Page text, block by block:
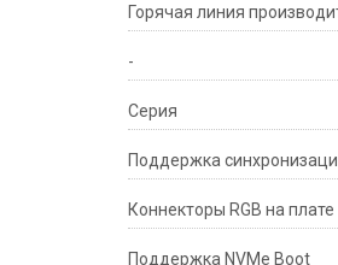
Горячая линия
-
Серия
Поддержка
Коннекторы RGB на плате
Поддержка NVMe Boot